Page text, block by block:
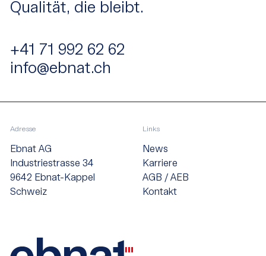
Qualität, die bleibt.
+41 71 992 62 62
info@ebnat.ch
Adresse
Ebnat AG
Industriestrasse 34
9642 Ebnat-Kappel
Schweiz
Links
News
Karriere
AGB / AEB
Kontakt